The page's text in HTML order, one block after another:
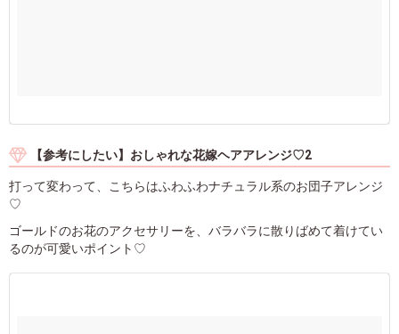
【参考にしたい】おしゃれな花嫁ヘアアレンジ♡2
打って変わって、こちらはふわふわナチュラル系のお団子アレンジ
♡
ゴールドのお花のアクセサリーを、バラバラに散りばめて着けてい
るのが可愛いポイント♡